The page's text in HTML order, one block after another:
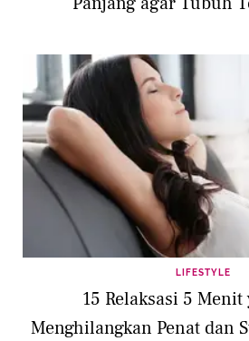
LIFESTYLE
15 Relaksasi 5 Menit
Menghilangkan Penat dan